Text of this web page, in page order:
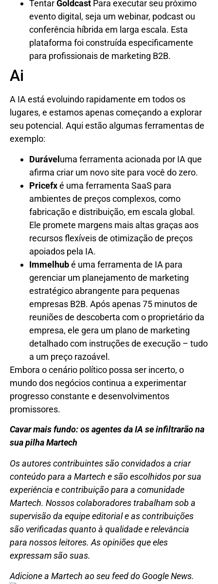
TentarGoldcast Para executar seu próximo
evento digital, seja um webinar, podcast ou
conferência híbrida em larga escala. Esta
plataforma foi construída especificamente
para profissionais de marketing B2B.
Ai
A IA está evoluindo rapidamente em todos os
lugares, e estamos apenas começando a explorar
seu potencial. Aqui estão algumas ferramentas de
exemplo:
Duráveluma ferramenta acionada por IA que
afirma criar um novo site para você do zero.
Pricefxé uma ferramenta SaaS para
ambientes de preços complexos, como
fabricação e distribuição, em escala global.
Ele promete margens mais altas graças aos
recursos flexíveis de otimização de preços
apoiados pela IA.
Immelhubé uma ferramenta de IA para
gerenciar um planejamento de marketing
estratégico abrangente para pequenas
empresas B2B. Após apenas 75 minutos de
reuniões de descoberta com o proprietário da
empresa, ele gera um plano de marketing
detalhado com instruções de execução – tudo
a um preço razoável.
Embora o cenário político possa ser incerto, o
mundo dos negócios continua a experimentar
progresso constante e desenvolvimentos
promissores.
Cavar mais fundo: os agentes da IA ​​se infiltrarão na
sua pilha Martech
Os autores contribuintes são convidados a criar
conteúdo para a Martech e são escolhidos por sua
experiência e contribuição para a comunidade
Martech. Nossos colaboradores trabalham sob a
supervisão da equipe editorial e as contribuições
são verificadas quanto à qualidade e relevância
para nossos leitores. As opiniões que eles
expressam são suas.
Adicione a Martech ao seu feed do Google News.